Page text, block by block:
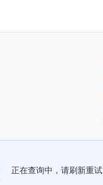
正在查询中，请刷新重试